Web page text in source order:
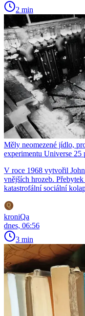
2 min
Měly neomezené jídlo,
experimentu Universe 25
V roce 1968 vytvořil
vnějších hrozeb.
katastrofální sociální
kroniQa
dnes, 06:56
3 min